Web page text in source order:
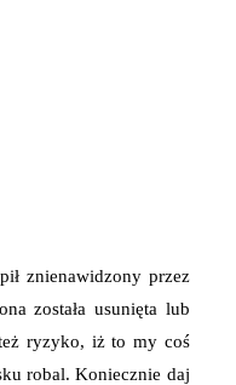
znienawidzony przez
została usunięta lub
ryzyko, iż to my coś
robal. Koniecznie daj